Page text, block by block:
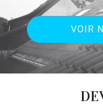
VOIR